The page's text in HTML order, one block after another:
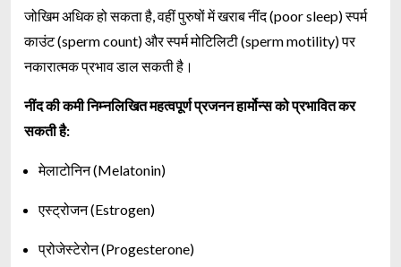
जोखिम अधिक हो सकता है, वहीं पुरुषों में खराब नींद (poor sleep) स्पर्म
काउंट (sperm count) और स्पर्म मोटिलिटी (sperm motility) पर
नकारात्मक प्रभाव डाल सकती है।
नींद की कमी निम्नलिखित महत्वपूर्ण प्रजनन हार्मोन्स को प्रभावित कर
सकती है:
मेलाटोनिन (Melatonin)
एस्ट्रोजन (Estrogen)
प्रोजेस्टेरोन (Progesterone)